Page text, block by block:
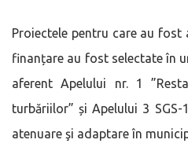
Proiectele pentru care au
finanțare au fost selectate în
aferent Apelului nr. 1
turbăriilor” și Apelului 3
atenuare şi adaptare în